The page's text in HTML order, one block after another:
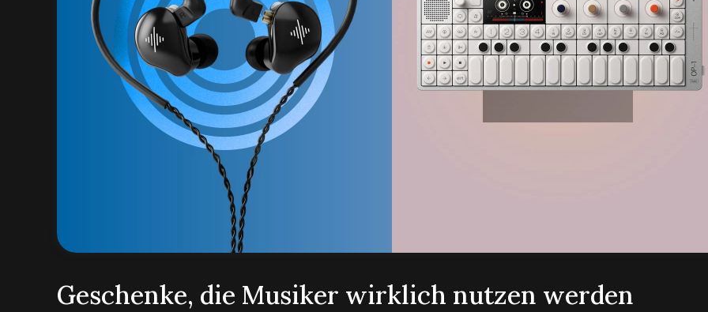
Geschenke, die Musiker wirklich nutzen werden